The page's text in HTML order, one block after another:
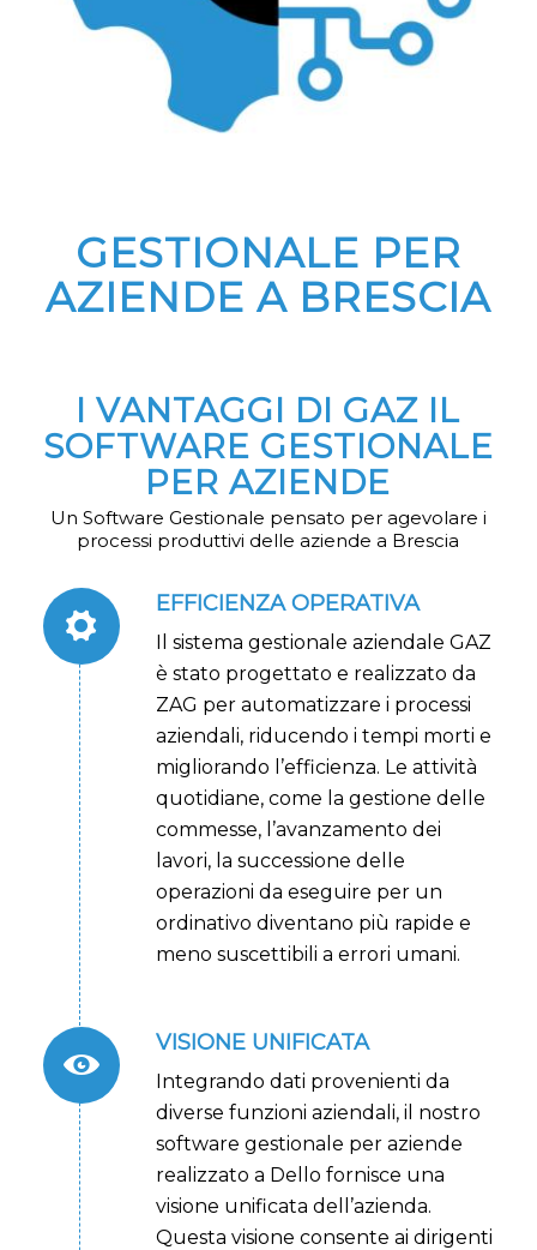
GESTIONALE PER
AZIENDE A BRESCIA
I VANTAGGI DI GAZ IL
SOFTWARE GESTIONALE
PER AZIENDE
Un Software Gestionale pensato per agevolare i
processi produttivi delle aziende a Brescia
EFFICIENZA OPERATIVA
Il sistema gestionale aziendale GAZ
è stato progettato e realizzato da
ZAG per automatizzare i processi
aziendali, riducendo i tempi morti e
migliorando l’efficienza. Le attività
quotidiane, come la gestione delle
commesse, l’avanzamento dei
lavori, la successione delle
operazioni da eseguire per un
ordinativo diventano più rapide e
meno suscettibili a errori umani.
VISIONE UNIFICATA
Integrando dati provenienti da
diverse funzioni aziendali, il nostro
software gestionale per aziende
realizzato a Dello fornisce una
visione unificata dell’azienda.
Questa visione consente ai dirigenti